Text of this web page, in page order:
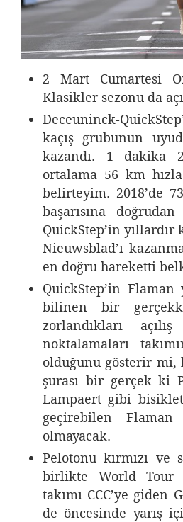
2 Mart Cumartesi
Klasikler sezonu da
Deceuninck-
kaçış grubunun
kazandı. 1 dakika
ortalama 56 km
belirteyim. 2018’de
başarısına
QuickStep’in
Nieuwsblad’ı
en doğru hareketti
QuickStep’in Flaman
bilinen bir
zorlandıkları
noktalamaları
olduğunu gösterir
şurası bir gerçek ki
Lampaert gibi
geçirebilen
olmayacak.
Pelotonu kırmızı ve
birlikte World Tour
takımı CCC’ye
de öncesinde yarış